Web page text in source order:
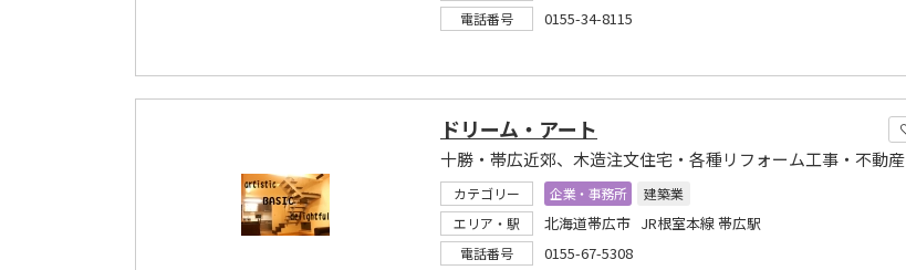
電話番号 0155-34-8115
ドリーム・アート
十勝・帯広近郊、木造注文住宅・各種リフォーム工事・不動産
カテゴリー 企業・事務所
建築業
エリア・駅
北海道帯広市 JR根室本線 帯広駅
電話番号 0155-67-5308